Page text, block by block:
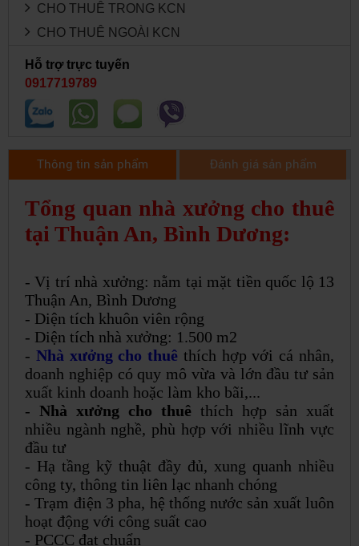
CHO THUÊ TRONG KCN
CHO THUÊ NGOÀI KCN
Hỗ trợ trực tuyến
0917719789
Thông tin sản phẩm Đánh giá sản phẩm
Tổng quan nhà xưởng cho thuê
tại Thuận An, Bình Dương:
- Vị trí nhà xưởng: nằm tại mặt tiền quốc lộ 13
Thuận An, Bình Dương
- Diện tích khuôn viên rộng
- Diện tích nhà xưởng: 1.500 m2
- Nhà xưởng cho thuê thích hợp với cá nhân,
doanh nghiệp có quy mô vừa và lớn đầu tư sản
xuất kinh doanh hoặc làm kho bãi,...
- Nhà xưởng cho thuê thích hợp sản xuất
nhiều ngành nghề, phù hợp với nhiều lĩnh vực
đầu tư
- Hạ tầng kỹ thuật đầy đủ, xung quanh nhiều
công ty, thông tin liên lạc nhanh chóng
- Trạm điện 3 pha, hệ thống nước sản xuất luôn
hoạt động với công suất cao
- PCCC đạt chuẩn